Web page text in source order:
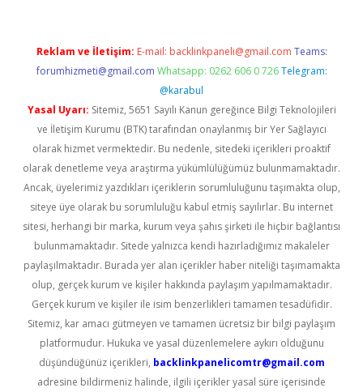
Reklam ve İletişim: E-mail: backlinkpaneli@gmail.com Teams:
forumhizmeti@gmail.com Whatsapp: 0262 606 0 726 Telegram:
@karabul
Yasal Uyarı: Sitemiz, 5651 Sayılı Kanun gereğince Bilgi Teknolojileri
ve İletişim Kurumu (BTK) tarafından onaylanmış bir Yer Sağlayıcı
olarak hizmet vermektedir. Bu nedenle, sitedeki içerikleri proaktif
olarak denetleme veya araştırma yükümlülüğümüz bulunmamaktadır.
Ancak, üyelerimiz yazdıkları içeriklerin sorumluluğunu taşımakta olup,
siteye üye olarak bu sorumluluğu kabul etmiş sayılırlar. Bu internet
sitesi, herhangi bir marka, kurum veya şahıs şirketi ile hiçbir bağlantısı
bulunmamaktadır. Sitede yalnızca kendi hazırladığımız makaleler
paylaşılmaktadır. Burada yer alan içerikler haber niteliği taşımamakta
olup, gerçek kurum ve kişiler hakkında paylaşım yapılmamaktadır.
Gerçek kurum ve kişiler ile isim benzerlikleri tamamen tesadüfidir.
Sitemiz, kar amacı gütmeyen ve tamamen ücretsiz bir bilgi paylaşım
platformudur. Hukuka ve yasal düzenlemelere aykırı olduğunu
düşündüğünüz içerikleri, backlinkpanelicomtr@gmail.com
adresine bildirmeniz halinde, ilgili içerikler yasal süre içerisinde